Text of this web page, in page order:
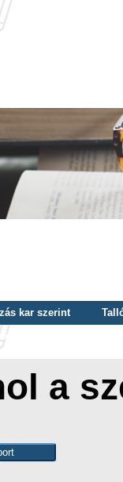
kar szerint
szerint
a